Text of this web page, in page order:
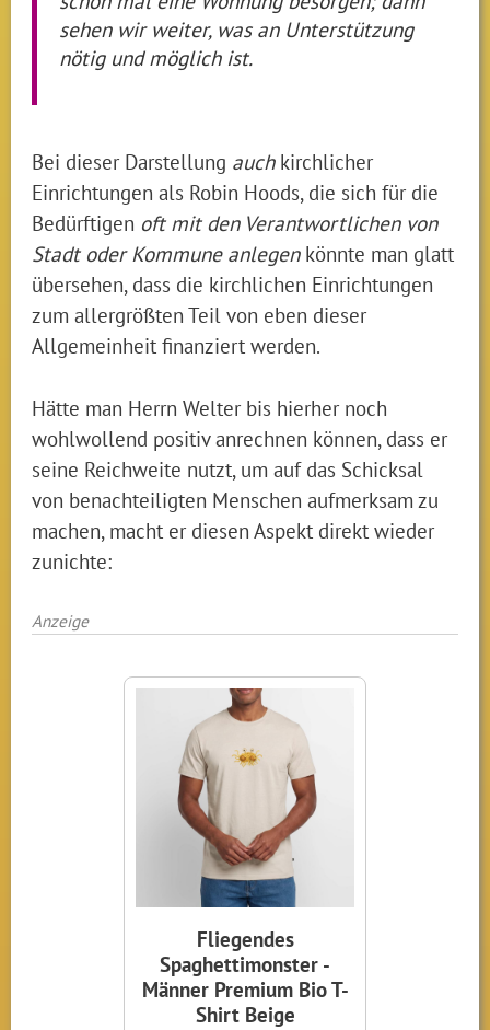
sehen wir weiter, was an Unterstützung
nötig und möglich ist.
Bei dieser Darstellung auchkirchlicher
Einrichtungen als Robin Hoods, die sich für die
Bedürftigen oft mit den Verantwortlichen von
Stadt oder Kommune anlegenkönnte man glatt
übersehen, dass die kirchlichen Einrichtungen
zum allergrößten Teil von eben dieser
Allgemeinheit finanziert werden.
Hätte man Herrn Welter bis hierher noch
wohlwollend positiv anrechnen können, dass er
seine Reichweite nutzt, um auf das Schicksal
von benachteiligten Menschen aufmerksam zu
machen, macht er diesen Aspekt direkt wieder
zunichte:
Anzeige
Fliegendes
Spaghettimonster -
Männer Premium Bio T-
Shirt Beige